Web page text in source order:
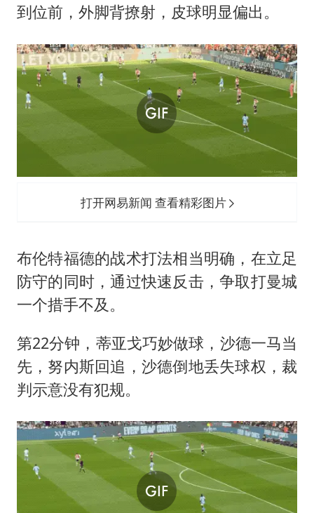
到位前，外脚背撩射，皮球明显偏出。
打开网易新闻 查看精彩图片
布伦特福德的战术打法相当明确，在立足
防守的同时，通过快速反击，争取打曼城
一个措手不及。
第22分钟，蒂亚戈巧妙做球，沙德一马当
先，努内斯回追，沙德倒地丢失球权，裁
判示意没有犯规。